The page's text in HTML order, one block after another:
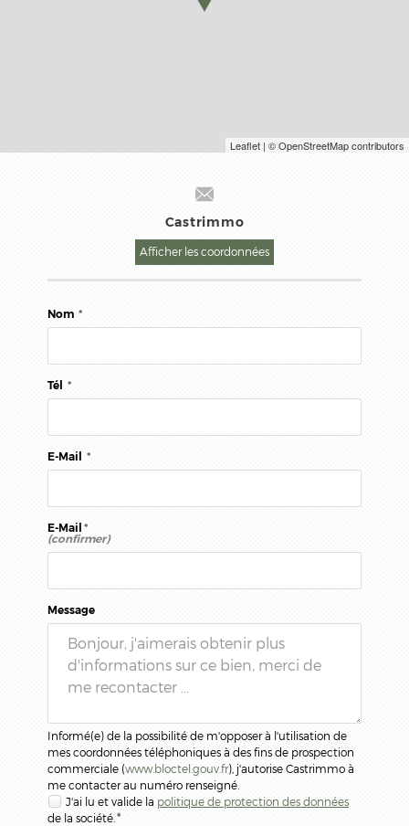
Leaflet | © OpenStreetMap contributors
Castrimmo
Afficher les coordonnées
Nom *
Tél *
E-Mail *
E-Mail *
(confirmer)
Message
Informé(e) de la possibilité de m'opposer à l'utilisation de
mes coordonnées téléphoniques à des fins de prospection
commerciale (www.bloctel.gouv.fr), j'autorise Castrimmo à
me contacter au numéro renseigné.
J'ai lu et valide la politique de protection des données
de la société. *